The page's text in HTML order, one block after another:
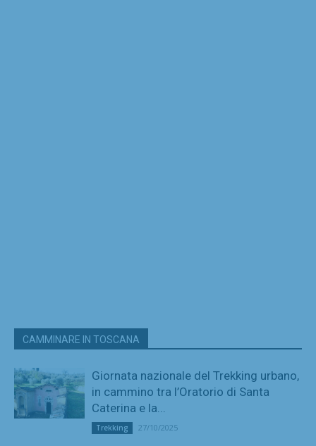
CAMMINARE IN TOSCANA
Giornata nazionale del Trekking urbano,
in cammino tra l’Oratorio di Santa
Caterina e la...
Trekking 27/10/2025